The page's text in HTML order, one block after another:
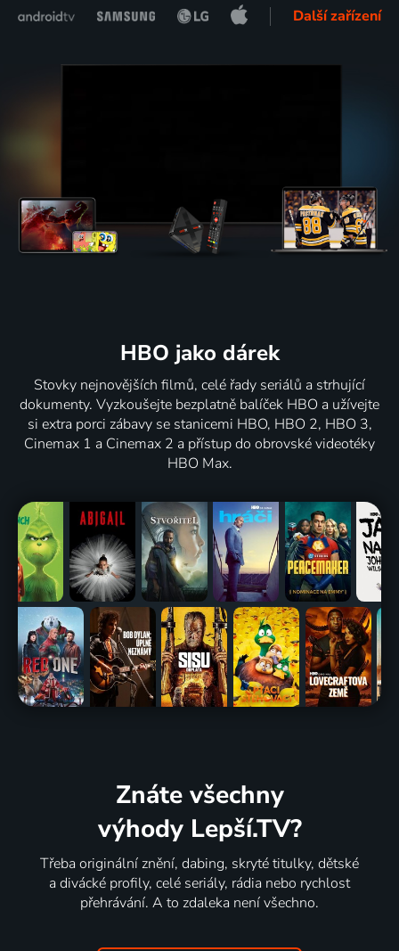
Další zařízení
HBO jako dárek
Stovky nejnovějších filmů, celé řady seriálů a strhující
dokumenty. Vyzkoušejte bezplatně balíček HBO a užívejte
si extra porci zábavy se stanicemi HBO, HBO 2, HBO 3,
Cinemax 1 a Cinemax 2 a přístup do obrovské videotéky
HBO Max.
Znáte všechny
výhody Lepší.TV?
Třeba originální znění, dabing, skryté titulky, dětské
a divácké profily, celé seriály, rádia nebo rychlost
přehrávání. A to zdaleka není všechno.